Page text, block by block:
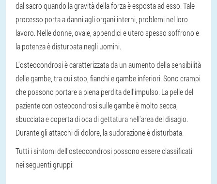
dal sacro quando la gravità della forza è esposta ad esso. Tale
processo porta a danni agli organi interni, problemi nel loro
lavoro. Nelle donne, ovaie, appendici e utero spesso soffrono e
la potenza è disturbata negli uomini.
L'osteocondrosi è caratterizzata da un aumento della sensibilità
delle gambe, tra cui stop, fianchi e gambe inferiori. Sono crampi
che possono portare a piena perdita dell'impulso. La pelle del
paziente con osteocondrosi sulle gambe è molto secca,
sbucciata e coperta di oca di gettatura nell'area del disagio.
Durante gli attacchi di dolore, la sudorazione è disturbata.
Tutti i sintomi dell'osteocondrosi possono essere classificati
nei seguenti gruppi: